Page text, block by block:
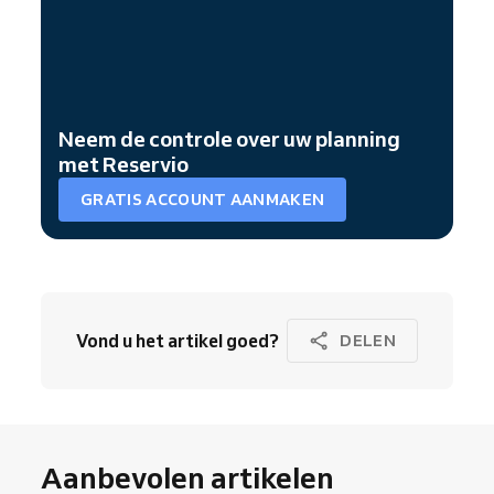
Neem de controle over uw planning
met Reservio
GRATIS ACCOUNT AANMAKEN
Vond u het artikel goed? DELEN
Aanbevolen artikelen